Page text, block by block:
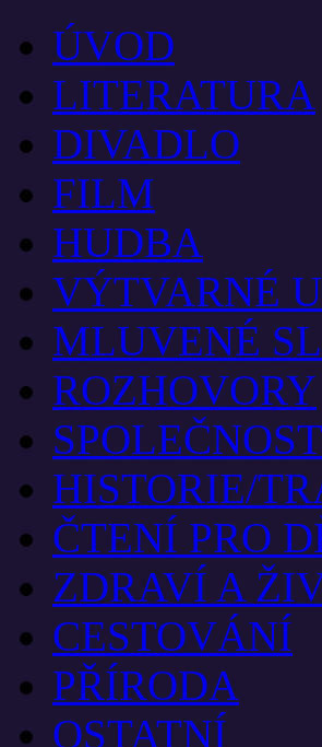
ÚVOD
LITERATURA
DIVADLO
FILM
HUDBA
VÝTVARNÉ
MLUVENÉ
ROZHOVORY
SPOLEČNOST
HISTORIE/
ČTENÍ PRO
ZDRAVÍ A
CESTOVÁNÍ
PŘÍRODA
OSTATNÍ